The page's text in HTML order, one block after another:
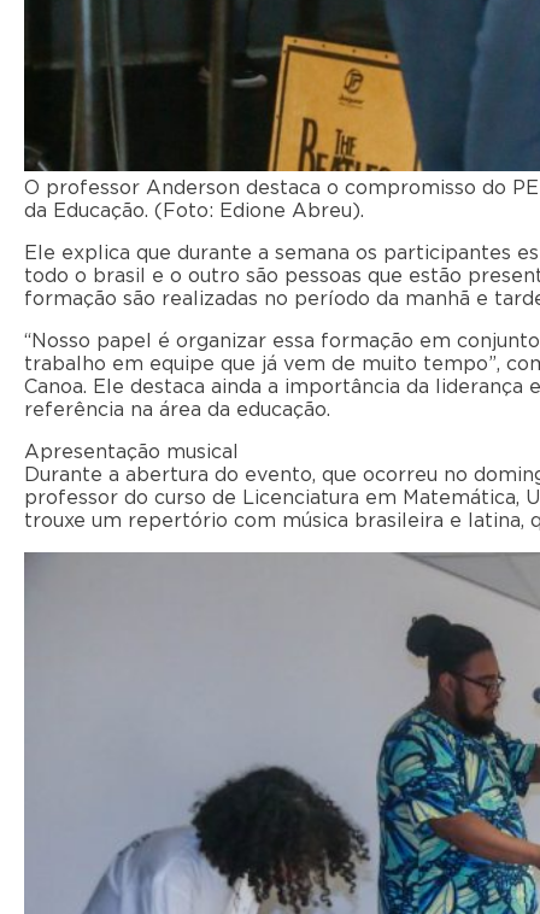
O professor Anderson destaca o compromisso do
da Educação. (Foto: Edione Abreu).
Ele explica que durante a semana os participantes
todo o brasil e o outro são pessoas que estão
formação são realizadas no período da manhã e
“Nosso papel é organizar essa formação em
trabalho em equipe que já vem de muito tempo”,
Canoa. Ele destaca ainda a importância da
referência na área da educação.
Apresentação musical
Durante a abertura do evento, que ocorreu no
professor do curso de Licenciatura em Matemática,
trouxe um repertório com música brasileira e latina,